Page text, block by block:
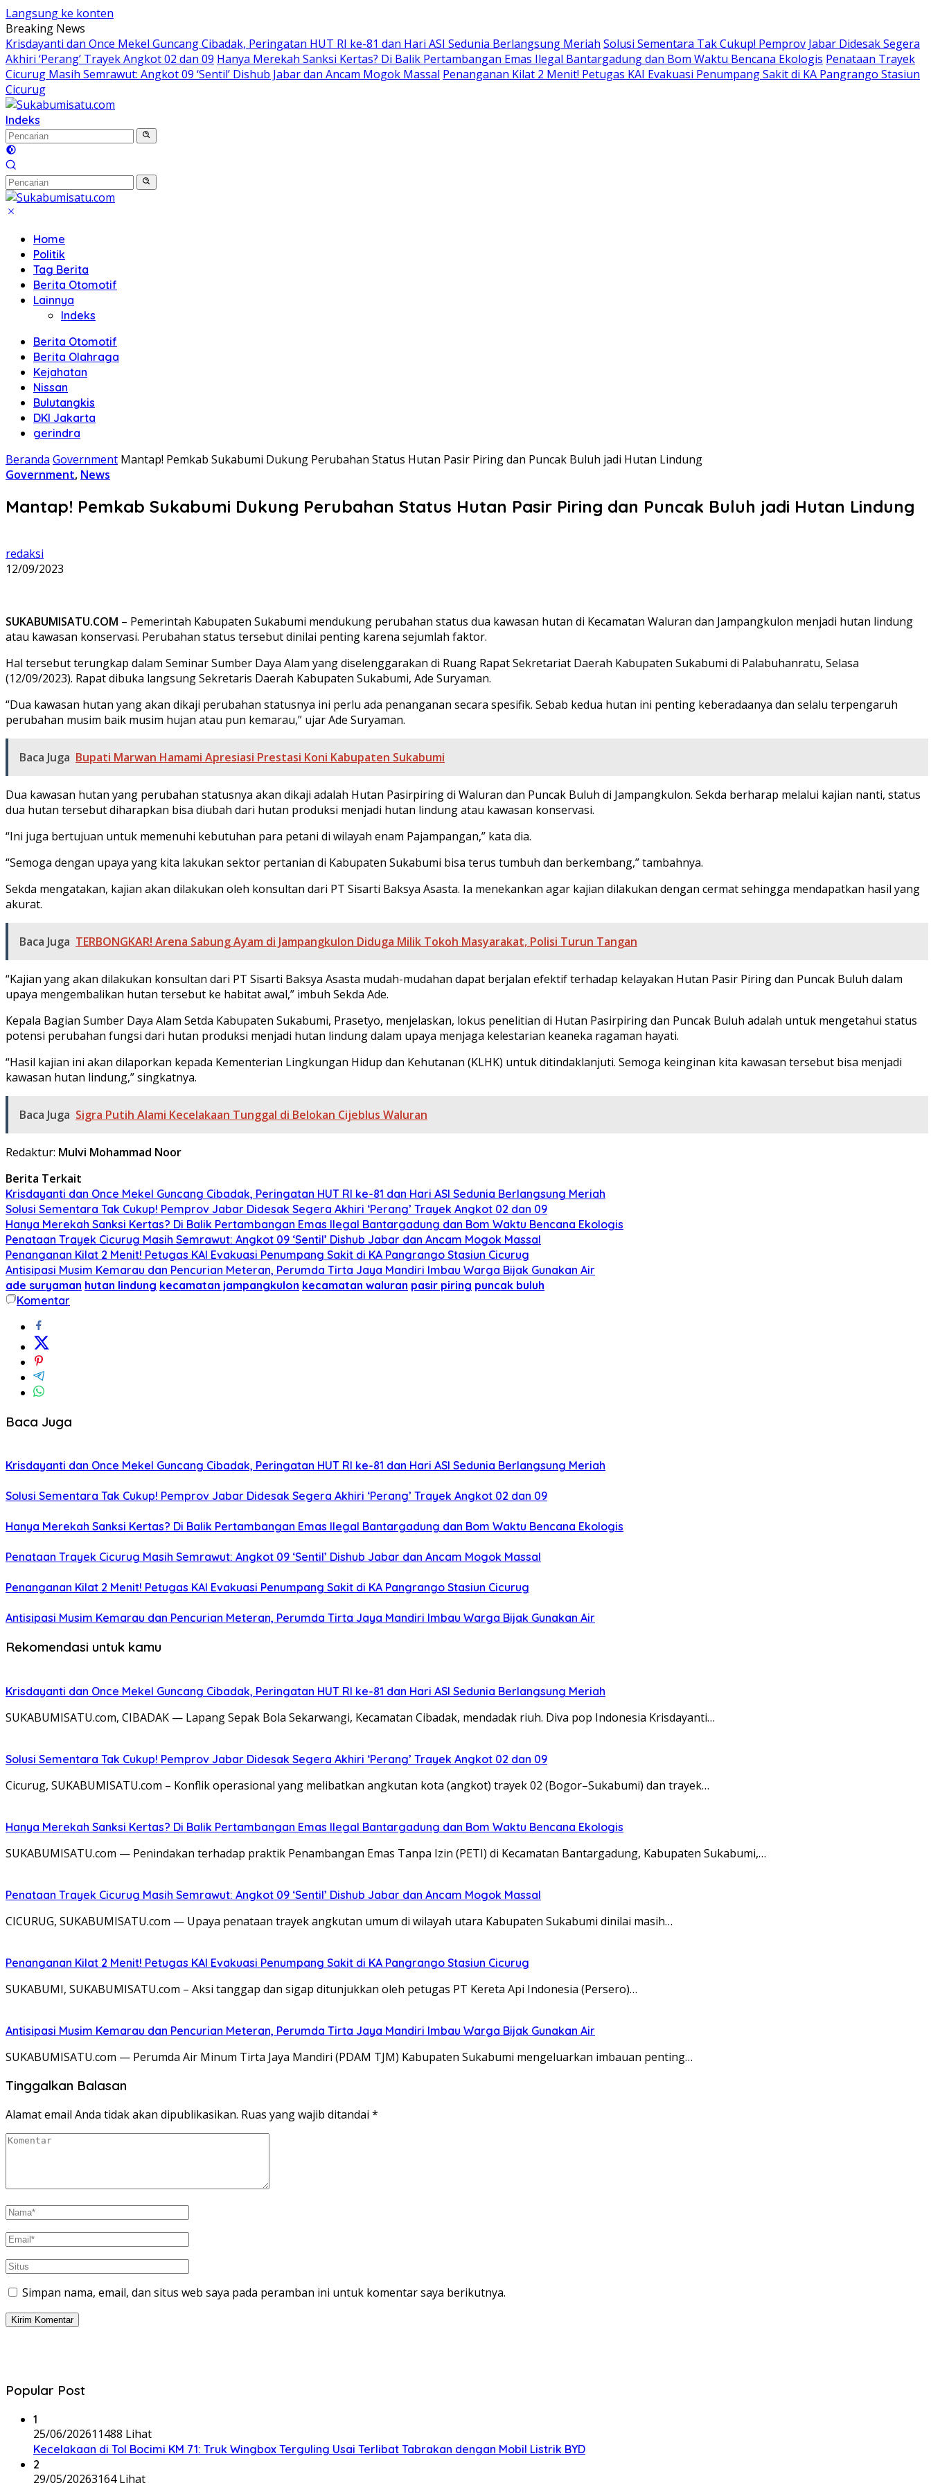
Langsung ke konten
Breaking News
Krisdayanti dan Once Mekel Guncang Cibadak, Peringatan HUT RI ke-81 dan Hari ASI Sedunia Berlangsung Meriah Solusi Sementara Tak Cukup! Pemprov Jabar Didesak Segera
Akhiri ‘Perang’ Trayek Angkot 02 dan 09 Hanya Merekah Sanksi Kertas? Di Balik Pertambangan Emas Ilegal Bantargadung dan Bom Waktu Bencana Ekologis Penataan Trayek
Cicurug Masih Semrawut: Angkot 09 ‘Sentil’ Dishub Jabar dan Ancam Mogok Massal Penanganan Kilat 2 Menit! Petugas KAI Evakuasi Penumpang Sakit di KA Pangrango Stasiun
Cicurug
Indeks
Home
Politik
Tag Berita
Berita Otomotif
Lainnya
Indeks
Berita Otomotif
Berita Olahraga
Kejahatan
Nissan
Bulutangkis
DKI Jakarta
gerindra
Beranda Government Mantap! Pemkab Sukabumi Dukung Perubahan Status Hutan Pasir Piring dan Puncak Buluh jadi Hutan Lindung
Government, News
Mantap! Pemkab Sukabumi Dukung Perubahan Status Hutan Pasir Piring dan Puncak Buluh jadi Hutan Lindung
redaksi
12/09/2023
SUKABUMISATU.COM – Pemerintah Kabupaten Sukabumi mendukung perubahan status dua kawasan hutan di Kecamatan Waluran dan Jampangkulon menjadi hutan lindung
atau kawasan konservasi. Perubahan status tersebut dinilai penting karena sejumlah faktor.
Hal tersebut terungkap dalam Seminar Sumber Daya Alam yang diselenggarakan di Ruang Rapat Sekretariat Daerah Kabupaten Sukabumi di Palabuhanratu, Selasa
(12/09/2023). Rapat dibuka langsung Sekretaris Daerah Kabupaten Sukabumi, Ade Suryaman.
“Dua kawasan hutan yang akan dikaji perubahan statusnya ini perlu ada penanganan secara spesifik. Sebab kedua hutan ini penting keberadaanya dan selalu terpengaruh
perubahan musim baik musim hujan atau pun kemarau,” ujar Ade Suryaman.
Baca Juga Bupati Marwan Hamami Apresiasi Prestasi Koni Kabupaten Sukabumi
Dua kawasan hutan yang perubahan statusnya akan dikaji adalah Hutan Pasirpiring di Waluran dan Puncak Buluh di Jampangkulon. Sekda berharap melalui kajian nanti, status
dua hutan tersebut diharapkan bisa diubah dari hutan produksi menjadi hutan lindung atau kawasan konservasi.
“Ini juga bertujuan untuk memenuhi kebutuhan para petani di wilayah enam Pajampangan,” kata dia.
“Semoga dengan upaya yang kita lakukan sektor pertanian di Kabupaten Sukabumi bisa terus tumbuh dan berkembang,” tambahnya.
Sekda mengatakan, kajian akan dilakukan oleh konsultan dari PT Sisarti Baksya Asasta. Ia menekankan agar kajian dilakukan dengan cermat sehingga mendapatkan hasil yang
akurat.
Baca Juga TERBONGKAR! Arena Sabung Ayam di Jampangkulon Diduga Milik Tokoh Masyarakat, Polisi Turun Tangan
“Kajian yang akan dilakukan konsultan dari PT Sisarti Baksya Asasta mudah-mudahan dapat berjalan efektif terhadap kelayakan Hutan Pasir Piring dan Puncak Buluh dalam
upaya mengembalikan hutan tersebut ke habitat awal,” imbuh Sekda Ade.
Kepala Bagian Sumber Daya Alam Setda Kabupaten Sukabumi, Prasetyo, menjelaskan, lokus penelitian di Hutan Pasirpiring dan Puncak Buluh adalah untuk mengetahui status
potensi perubahan fungsi dari hutan produksi menjadi hutan lindung dalam upaya menjaga kelestarian keaneka ragaman hayati.
“Hasil kajian ini akan dilaporkan kepada Kementerian Lingkungan Hidup dan Kehutanan (KLHK) untuk ditindaklanjuti. Semoga keinginan kita kawasan tersebut bisa menjadi
kawasan hutan lindung,” singkatnya.
Baca Juga Sigra Putih Alami Kecelakaan Tunggal di Belokan Cijeblus Waluran
Redaktur: Mulvi Mohammad Noor
Berita Terkait
Krisdayanti dan Once Mekel Guncang Cibadak, Peringatan HUT RI ke-81 dan Hari ASI Sedunia Berlangsung Meriah
Solusi Sementara Tak Cukup! Pemprov Jabar Didesak Segera Akhiri ‘Perang’ Trayek Angkot 02 dan 09
Hanya Merekah Sanksi Kertas? Di Balik Pertambangan Emas Ilegal Bantargadung dan Bom Waktu Bencana Ekologis
Penataan Trayek Cicurug Masih Semrawut: Angkot 09 ‘Sentil’ Dishub Jabar dan Ancam Mogok Massal
Penanganan Kilat 2 Menit! Petugas KAI Evakuasi Penumpang Sakit di KA Pangrango Stasiun Cicurug
Antisipasi Musim Kemarau dan Pencurian Meteran, Perumda Tirta Jaya Mandiri Imbau Warga Bijak Gunakan Air
ade suryaman hutan lindung kecamatan jampangkulon kecamatan waluran pasir piring puncak buluh
Komentar
Baca Juga
Krisdayanti dan Once Mekel Guncang Cibadak, Peringatan HUT RI ke-81 dan Hari ASI Sedunia Berlangsung Meriah
Solusi Sementara Tak Cukup! Pemprov Jabar Didesak Segera Akhiri ‘Perang’ Trayek Angkot 02 dan 09
Hanya Merekah Sanksi Kertas? Di Balik Pertambangan Emas Ilegal Bantargadung dan Bom Waktu Bencana Ekologis
Penataan Trayek Cicurug Masih Semrawut: Angkot 09 ‘Sentil’ Dishub Jabar dan Ancam Mogok Massal
Penanganan Kilat 2 Menit! Petugas KAI Evakuasi Penumpang Sakit di KA Pangrango Stasiun Cicurug
Antisipasi Musim Kemarau dan Pencurian Meteran, Perumda Tirta Jaya Mandiri Imbau Warga Bijak Gunakan Air
Rekomendasi untuk kamu
Krisdayanti dan Once Mekel Guncang Cibadak, Peringatan HUT RI ke-81 dan Hari ASI Sedunia Berlangsung Meriah
SUKABUMISATU.com, CIBADAK — Lapang Sepak Bola Sekarwangi, Kecamatan Cibadak, mendadak riuh. Diva pop Indonesia Krisdayanti…
Solusi Sementara Tak Cukup! Pemprov Jabar Didesak Segera Akhiri ‘Perang’ Trayek Angkot 02 dan 09
​Cicurug, SUKABUMISATU.com – Konflik operasional yang melibatkan angkutan kota (angkot) trayek 02 (Bogor–Sukabumi) dan trayek…
Hanya Merekah Sanksi Kertas? Di Balik Pertambangan Emas Ilegal Bantargadung dan Bom Waktu Bencana Ekologis
SUKABUMISATU.com — Penindakan terhadap praktik Penambangan Emas Tanpa Izin (PETI) di Kecamatan Bantargadung, Kabupaten Sukabumi,…
Penataan Trayek Cicurug Masih Semrawut: Angkot 09 ‘Sentil’ Dishub Jabar dan Ancam Mogok Massal
CICURUG, SUKABUMISATU.com — Upaya penataan trayek angkutan umum di wilayah utara Kabupaten Sukabumi dinilai masih…
Penanganan Kilat 2 Menit! Petugas KAI Evakuasi Penumpang Sakit di KA Pangrango Stasiun Cicurug
SUKABUMI, SUKABUMISATU.com – Aksi tanggap dan sigap ditunjukkan oleh petugas PT Kereta Api Indonesia (Persero)…
Antisipasi Musim Kemarau dan Pencurian Meteran, Perumda Tirta Jaya Mandiri Imbau Warga Bijak Gunakan Air
SUKABUMISATU.com — Perumda Air Minum Tirta Jaya Mandiri (PDAM TJM) Kabupaten Sukabumi mengeluarkan imbauan penting…
Tinggalkan Balasan
Alamat email Anda tidak akan dipublikasikan. Ruas yang wajib ditandai *
Simpan nama, email, dan situs web saya pada peramban ini untuk komentar saya berikutnya.
Popular Post
1
25/06/202611488 Lihat
Kecelakaan di Tol Bocimi KM 71: Truk Wingbox Terguling Usai Terlibat Tabrakan dengan Mobil Listrik BYD
2
29/05/20263164 Lihat